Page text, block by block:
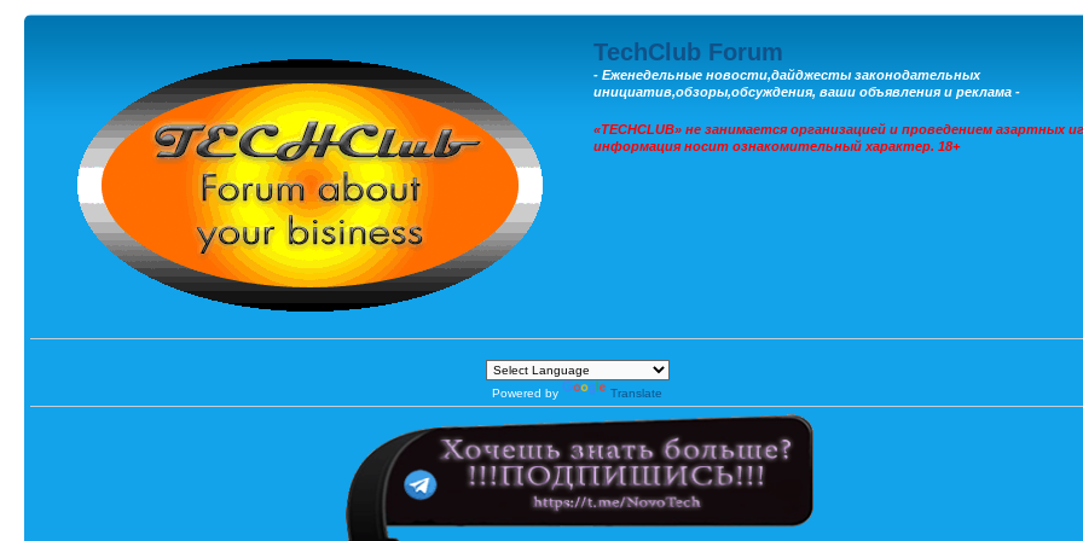
TechClub Forum
- Еженедельные новости,дайджесты законодательных
инициатив,обзоры,обсуждения, ваши объявления и реклама -
«TECHCLUB» не занимается организацией и проведением азартных
информация носит ознакомительный характер. 18+
Powered by Translate